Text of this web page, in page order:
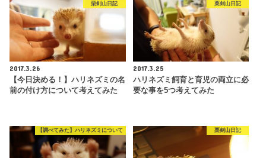
栗剣山日記
2017.3.26
【今日決める！】ハリネズミの名
前の付け方について考えてみた
栗剣山日記
2017.3.25
ハリネズミ飼育と育児の両立に必
要な事を5つ考えてみた
【調べてみた】ハリネズミについて 栗剣山日記